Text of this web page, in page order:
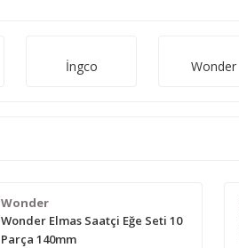
İngco Wonder
Wonder
Wonder Elmas Saatçi Eğe Seti 10
Parça 140mm